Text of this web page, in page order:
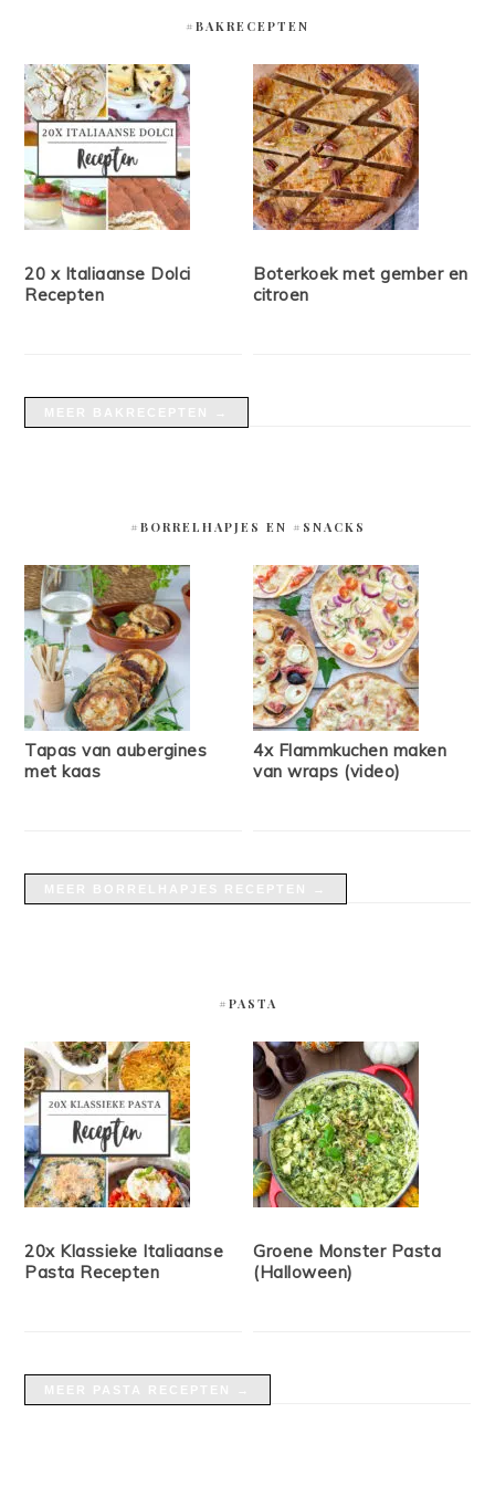
#BAKRECEPTEN
20 x Italiaanse Dolci
Recepten
Boterkoek met gember en
citroen
#BORRELHAPJES EN #SNACKS
Tapas van aubergines
met kaas
4x Flammkuchen maken
van wraps (video)
#PASTA
20x Klassieke Italiaanse
Pasta Recepten
Groene Monster Pasta
(Halloween)